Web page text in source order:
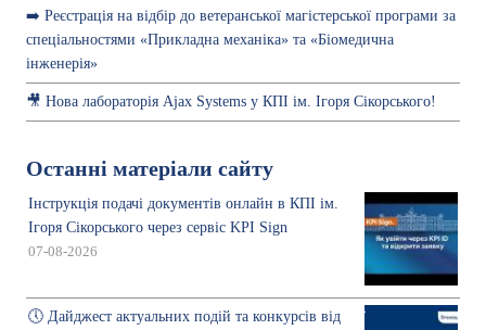
➡️ Реєстрація на відбір до ветеранської магістерської програми за
спеціальностями «Прикладна механіка» та «Біомедична
інженерія»
🎥 Нова лабораторія Ajax Systems у КПІ ім. Ігоря Сікорського!
Останні матеріали сайту
Інструкція подачі документів онлайн в КПІ ім.
Ігоря Сікорського через сервіс KPI Sign
07-08-2026
🕔 Дайджест актуальних подій та конкурсів від